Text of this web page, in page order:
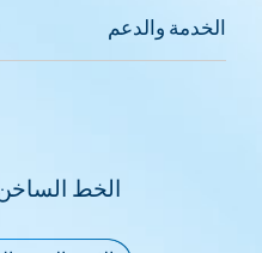
الخدمة والدعم
الخط